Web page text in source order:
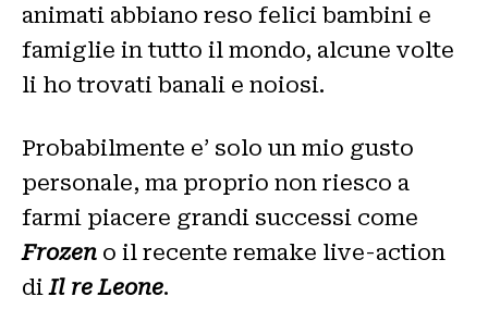
animati abbiano reso felici bambini e
famiglie in tutto il mondo, alcune volte
li ho trovati banali e noiosi.
Probabilmente e’ solo un mio gusto
personale, ma proprio non riesco a
farmi piacere grandi successi come
Frozen o il recente remake live-action
diIl re Leone.